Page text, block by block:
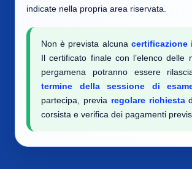
indicate nella propria area riservata.
Non è prevista alcuna certificazione
Il certificato finale con l’elenco delle
pergamena potranno essere
termine della sessione di
partecipa, previa regolare richiesta
corsista e verifica dei pagamenti